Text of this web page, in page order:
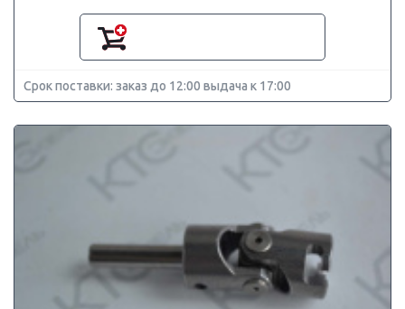
Срок поставки: заказ до 12:00 выдача к 17:00